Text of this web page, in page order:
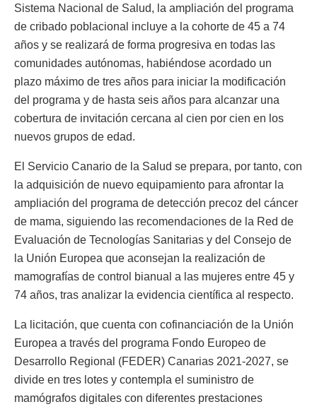
Sistema Nacional de Salud, la ampliación del programa
de cribado poblacional incluye a la cohorte de 45 a 74
años y se realizará de forma progresiva en todas las
comunidades autónomas, habiéndose acordado un
plazo máximo de tres años para iniciar la modificación
del programa y de hasta seis años para alcanzar una
cobertura de invitación cercana al cien por cien en los
nuevos grupos de edad.
El Servicio Canario de la Salud se prepara, por tanto, con
la adquisición de nuevo equipamiento para afrontar la
ampliación del programa de detección precoz del cáncer
de mama, siguiendo las recomendaciones de la Red de
Evaluación de Tecnologías Sanitarias y del Consejo de
la Unión Europea que aconsejan la realización de
mamografías de control bianual a las mujeres entre 45 y
74 años, tras analizar la evidencia científica al respecto.
La licitación, que cuenta con cofinanciación de la Unión
Europea a través del programa Fondo Europeo de
Desarrollo Regional (FEDER) Canarias 2021-2027, se
divide en tres lotes y contempla el suministro de
mamógrafos digitales con diferentes prestaciones